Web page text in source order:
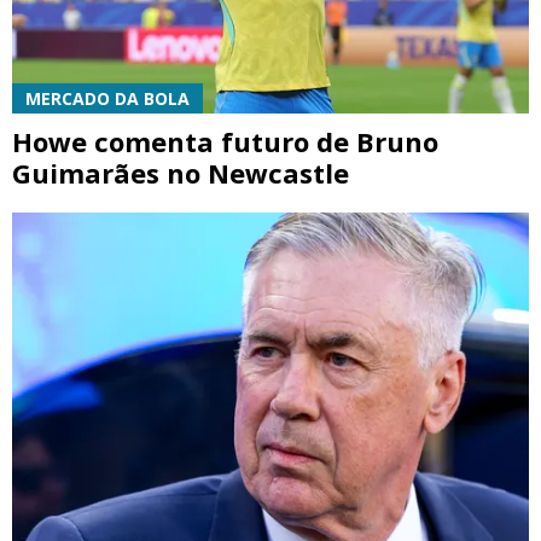
MERCADO DA BOLA
Howe comenta futuro de Bruno
Guimarães no Newcastle